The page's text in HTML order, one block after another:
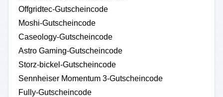
Offgridtec-Gutscheincode
Moshi-Gutscheincode
Caseology-Gutscheincode
Astro Gaming-Gutscheincode
Storz-bickel-Gutscheincode
Sennheiser Momentum 3-Gutscheincode
Fully-Gutscheincode